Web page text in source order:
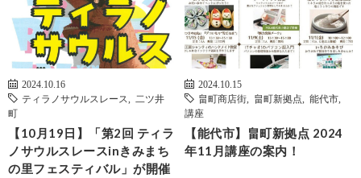
2024.10.16
ティラノサウルスレース
二ツ井
町
【10月19日】「第2回 ティラ
ノサウルスレースinきみまち
の里フェスティバル」が開催
2024.10.15
畠町商店街
畠町新拠点 能代市
講座
【能代市】畠町新拠点 2024
年11月講座の案内！